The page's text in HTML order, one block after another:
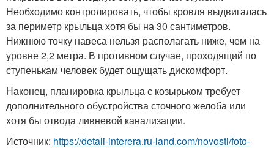
Необходимо контролировать, чтобы кровля выдвигалась
за периметр крыльца хотя бы на 30 сантиметров.
Нижнюю точку навеса нельзя располагать ниже, чем на
уровне 2,2 метра. В противном случае, проходящий по
ступенькам человек будет ощущать дискомфорт.
Наконец, планировка крыльца с козырьком требует
дополнительного обустройства сточного желоба или
хотя бы отвода ливневой канализации.
Источник: https://detali-interera.ru-land.com/novosti/foto-